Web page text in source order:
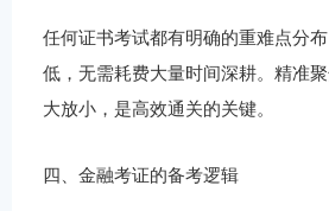
任何证书考试都有明确的重难点分
低，无需耗费大量时间深耕。精准
大放小，是高效通关的关键。
四、金融考证的备考逻辑